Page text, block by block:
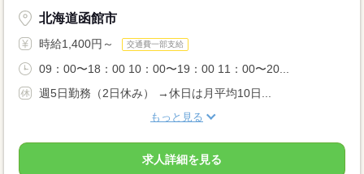
北海道函館市
時給1,400円～ 交通費一部支給
09：00〜18：00 10：00〜19：00 11：00〜20...
週5日勤務（2日休み） →休日は月平均10日...
もっと見る
求人詳細を見る